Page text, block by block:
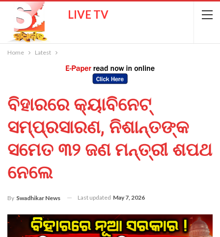
LIVE TV
Home Latest
ବିହାରରେ କ୍ୟାବିନେଟ୍
ସମ୍ପ୍ରସାରଣ, ନିଶାନ୍ତଙ୍କ
ସମେତ ୩୨ ଜଣ ମନ୍ତ୍ରୀ ଶପଥ
ନେଲେ
By Swadhikar News Last updated May 7, 2026